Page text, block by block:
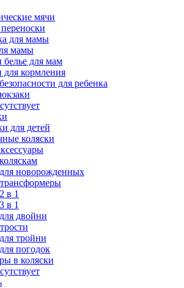
мячи
для мамы
мамы
белье для мам
кормления
для ребенка
для детей
коляски
новорожденных
в 1
в 1
двойни
тройни
погодок
в коляски